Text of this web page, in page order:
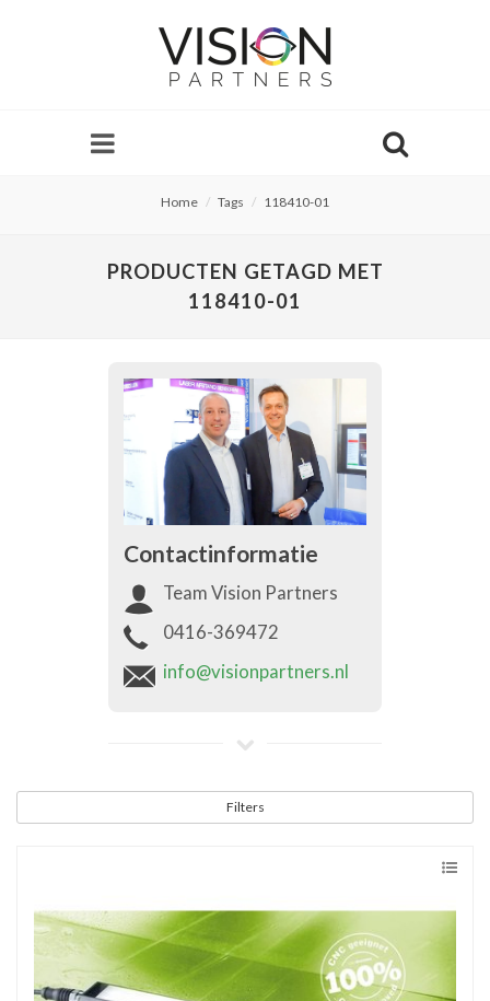
Home Tags 118410-01
PRODUCTEN GETAGD MET
118410-01
Contactinformatie
Team Vision Partners
0416-369472
info@visionpartners.nl
Filters